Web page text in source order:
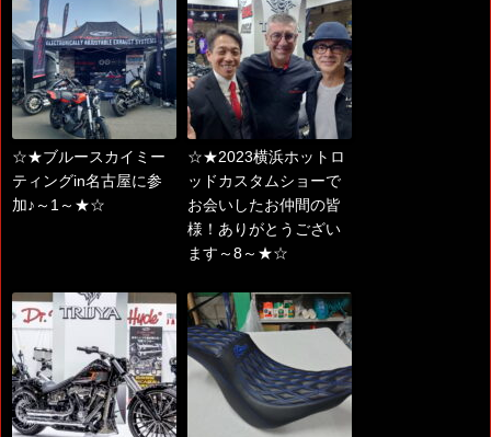
☆★ブルースカイミー
ティングin名古屋に参
加♪～1～★☆
☆★2023横浜ホットロ
ッドカスタムショーで
お会いしたお仲間の皆
様！ありがとうござい
ます～8～★☆